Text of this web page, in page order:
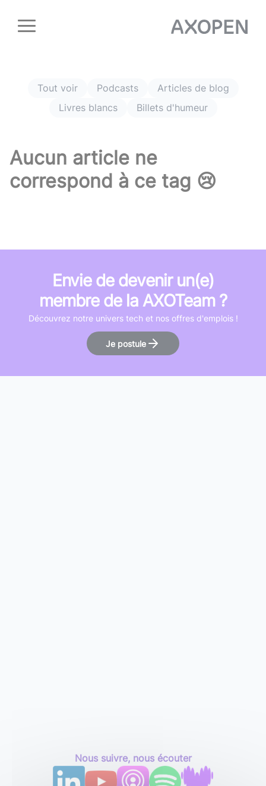
Tout voir Podcasts
Articles de blog
Livres blancs
Billets d'humeur
Aucun article ne
correspond à ce tag 😢
Envie de devenir un(e)
membre de la AXOTeam ?
Découvrez notre univers tech et nos offres d'emplois !
Je postule
Nous suivre, nous écouter